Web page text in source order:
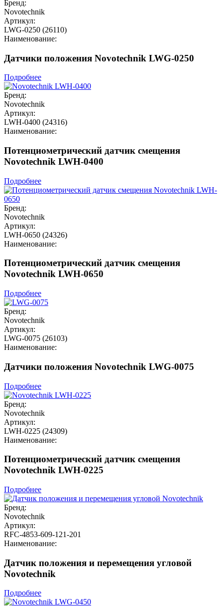
Бренд:
Novotechnik
Артикул:
LWG-0250 (26110)
Наименование:
Датчики положения Novotechnik LWG-0250
Подробнее
Бренд:
Novotechnik
Артикул:
LWH-0400 (24316)
Наименование:
Потенциометрический датчик смещения
Novotechnik LWH-0400
Подробнее
Бренд:
Novotechnik
Артикул:
LWH-0650 (24326)
Наименование:
Потенциометрический датчик смещения
Novotechnik LWH-0650
Подробнее
Бренд:
Novotechnik
Артикул:
LWG-0075 (26103)
Наименование:
Датчики положения Novotechnik LWG-0075
Подробнее
Бренд:
Novotechnik
Артикул:
LWH-0225 (24309)
Наименование:
Потенциометрический датчик смещения
Novotechnik LWH-0225
Подробнее
Бренд:
Novotechnik
Артикул:
RFC-4853-609-121-201
Наименование:
Датчик положения и перемещения угловой
Novotechnik
Подробнее